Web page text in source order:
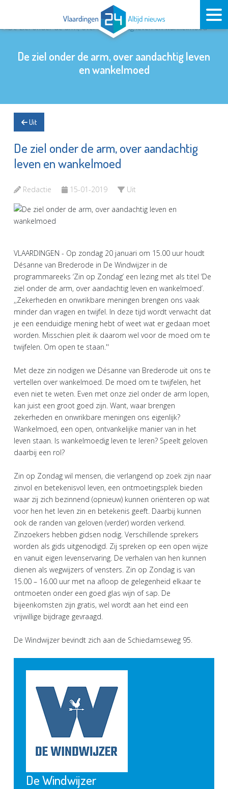
De ziel onder de arm, over aandachtig leven
en wankelmoed
Uit
De ziel onder de arm, over aandachtig
leven en wankelmoed
Redactie 15-01-2019 Uit
VLAARDINGEN - Op zondag 20 januari om 15.00 uur houdt
Désanne van Brederode in De Windwijzer in de
programmareeks ‘Zin op Zondag’ een lezing met als titel ‘De
ziel onder de arm, over aandachtig leven en wankelmoed’.
,,Zekerheden en onwrikbare meningen brengen ons vaak
minder dan vragen en twijfel. In deze tijd wordt verwacht dat
je een eenduidige mening hebt of weet wat er gedaan moet
worden. Misschien pleit ik daarom wel voor de moed om te
twijfelen. Om open te staan.''
Met deze zin nodigen we Désanne van Brederode uit ons te
vertellen over wankelmoed. De moed om te twijfelen, het
even niet te weten. Even met onze ziel onder de arm lopen,
kan juist een groot goed zijn. Want, waar brengen
zekerheden en onwrikbare meningen ons eigenlijk?
Wankelmoed, een open, ontvankelijke manier van in het
leven staan. Is wankelmoedig leven te leren? Speelt geloven
daarbij een rol?
Zin op Zondag wil mensen, die verlangend op zoek zijn naar
zinvol en betekenisvol leven, een ontmoetingsplek bieden
waar zij zich bezinnend (opnieuw) kunnen oriënteren op wat
voor hen het leven zin en betekenis geeft. Daarbij kunnen
ook de randen van geloven (verder) worden verkend.
Zinzoekers hebben gidsen nodig. Verschillende sprekers
worden als gids uitgenodigd. Zij spreken op een open wijze
en vanuit eigen levenservaring. De verhalen van hen kunnen
dienen als wegwijzers of vensters. Zin op Zondag is van
15.00 – 16.00 uur met na afloop de gelegenheid elkaar te
ontmoeten onder een goed glas wijn of sap. De
bijeenkomsten zijn gratis, wel wordt aan het eind een
vrijwillige bijdrage gevraagd.
De Windwijzer bevindt zich aan de Schiedamseweg 95.
De Windwijzer